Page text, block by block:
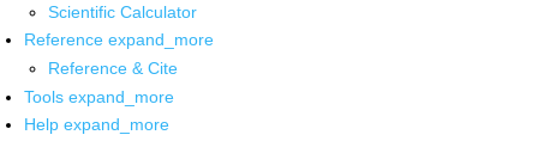
Scientific Calculator
Reference expand_more
Reference & Cite
Tools expand_more
Help expand_more